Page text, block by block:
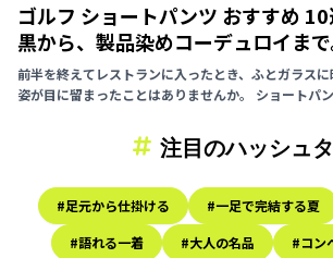
ゴルフ ショートパンツ おすすめ
黒から、製品染めコーデュロイまで
前半を終えてレストランに入ったとき、ふとガラス
姿が目に留まったことはありませんか。 ショートパ
注目のハッシュ
#足元から仕掛ける #一足で完結する夏
#語れる一着
#大人の名品
#コン